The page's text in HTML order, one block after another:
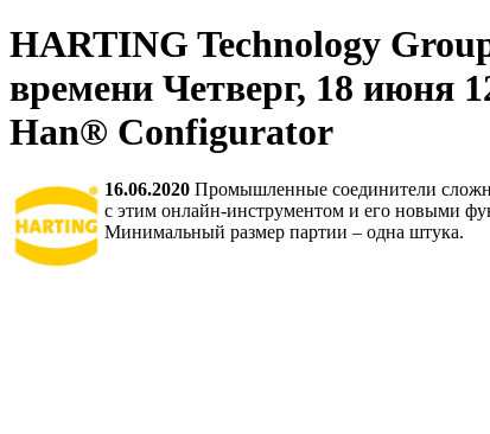
HARTING Technology
времени Четверг, 18
Han® Configurator
16.06.2020 Промышленные соединители
с этим онлайн-инструментом и его новыми
Минимальный размер партии – одна штука.